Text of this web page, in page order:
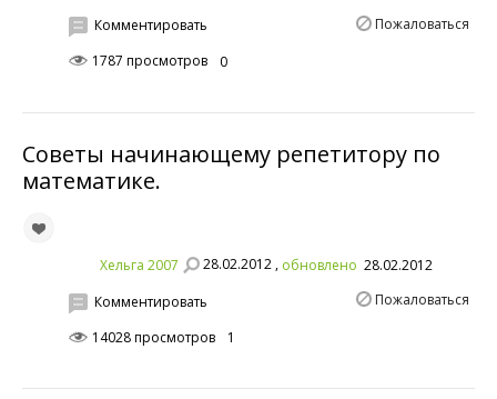
Пожаловаться
Комментировать
1787 просмотров
0
Советы начинающему репетитору по
математике.
Хельга 2007 28.02.2012 , обновлено 28.02.2012
Пожаловаться
Комментировать
14028 просмотров
1